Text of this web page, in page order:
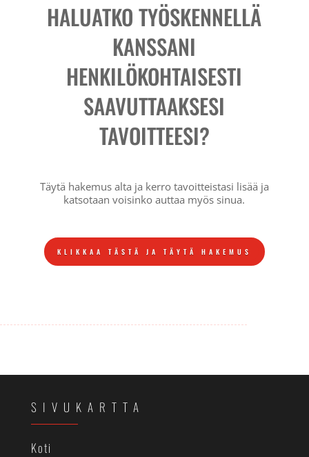
HALUATKO TYÖSKENNELLÄ
KANSSANI
HENKILÖKOHTAISESTI
SAAVUTTAAKSESI
TAVOITTEESI?
Täytä hakemus alta ja kerro tavoitteistasi lisää ja
katsotaan voisinko auttaa myös sinua.
KLIKKAA TÄSTÄ JA TÄYTÄ HAKEMUS
SIVUKARTTA
Koti